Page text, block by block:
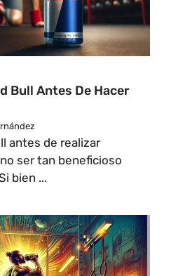
Bull Antes De Hacer
antes de realizar
ser tan beneficioso
bien ...